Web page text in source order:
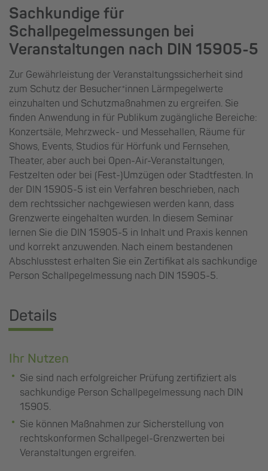
Sachkundige für
Schallpegelmessungen bei
Veranstaltungen nach DIN 15905-5
Zur Gewährleistung der Veranstaltungssicherheit sind
zum Schutz der Besucher*innen Lärmpegelwerte
einzuhalten und Schutzmaßnahmen zu ergreifen. Sie
finden Anwendung in für Publikum zugängliche Bereiche:
Konzertsäle, Mehrzweck- und Messehallen, Räume für
Shows, Events, Studios für Hörfunk und Fernsehen,
Theater, aber auch bei Open-Air-Veranstaltungen,
Festzelten oder bei (Fest-)Umzügen oder Stadtfesten. In
der DIN 15905-5 ist ein Verfahren beschrieben, nach
dem rechtssicher nachgewiesen werden kann, dass
Grenzwerte eingehalten wurden. In diesem Seminar
lernen Sie die DIN 15905-5 in Inhalt und Praxis kennen
und korrekt anzuwenden. Nach einem bestandenen
Abschlusstest erhalten Sie ein Zertifikat als sachkundige
Person Schallpegelmessung nach DIN 15905-5.
Details
Ihr Nutzen
Sie sind nach erfolgreicher Prüfung zertifiziert als
sachkundige Person Schallpegelmessung nach DIN
15905.
Sie können Maßnahmen zur Sicherstellung von
rechtskonformen Schallpegel-Grenzwerten bei
Veranstaltungen ergreifen.